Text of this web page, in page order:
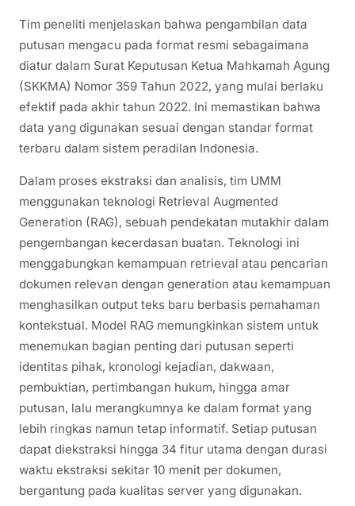
Tim peneliti menjelaskan bahwa pengambilan data
putusan mengacu pada format resmi sebagaimana
diatur dalam Surat Keputusan Ketua Mahkamah Agung
(SKKMA) Nomor 359 Tahun 2022, yang mulai berlaku
efektif pada akhir tahun 2022. Ini memastikan bahwa
data yang digunakan sesuai dengan standar format
terbaru dalam sistem peradilan Indonesia.
Dalam proses ekstraksi dan analisis, tim UMM
menggunakan teknologi Retrieval Augmented
Generation (RAG), sebuah pendekatan mutakhir dalam
pengembangan kecerdasan buatan. Teknologi ini
menggabungkan kemampuan retrieval atau pencarian
dokumen relevan dengan generation atau kemampuan
menghasilkan output teks baru berbasis pemahaman
kontekstual. Model RAG memungkinkan sistem untuk
menemukan bagian penting dari putusan seperti
identitas pihak, kronologi kejadian, dakwaan,
pembuktian, pertimbangan hukum, hingga amar
putusan, lalu merangkumnya ke dalam format yang
lebih ringkas namun tetap informatif. Setiap putusan
dapat diekstraksi hingga 34 fitur utama dengan durasi
waktu ekstraksi sekitar 10 menit per dokumen,
bergantung pada kualitas server yang digunakan.